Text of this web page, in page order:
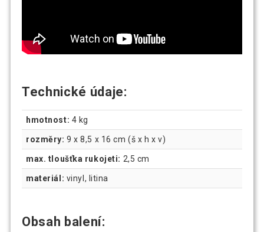
Technické údaje:
hmotnost: 4 kg
rozměry: 9 x 8,5 x 16 cm (š x h x v)
max. tloušťka rukojeti: 2,5 cm
materiál: vinyl, litina
Obsah balení: